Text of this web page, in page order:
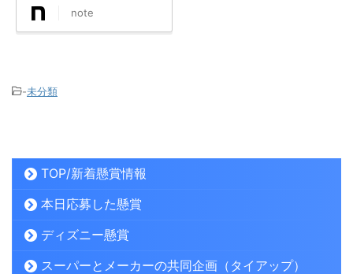
note
-未分類
TOP/新着懸賞情報
本日応募した懸賞
ディズニー懸賞
スーパーとメーカーの共同企画（タイアップ）